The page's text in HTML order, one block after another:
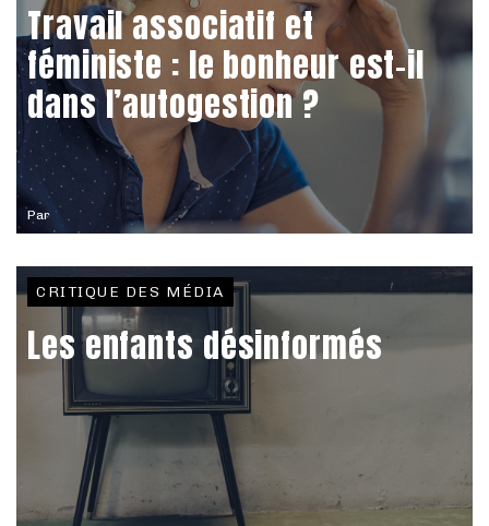
Par
Travail associatif et
féministe : le bonheur est-il
dans l’autogestion ?
CRITIQUE DES MÉDIA
Les enfants désinformés